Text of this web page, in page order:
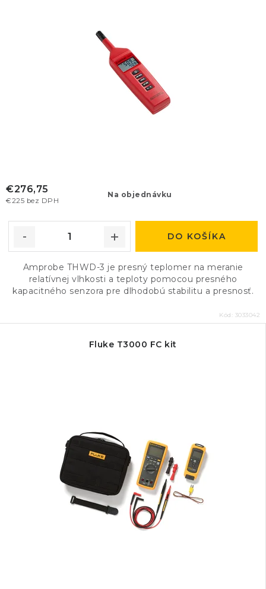
Na objednávku
€225 bez DPH
€276,75
DO KOŠÍKA
Amprobe THWD-3 je presný teplomer na meranie
relatívnej vlhkosti a teploty pomocou presného
kapacitného senzora pre dlhodobú stabilitu a presnosť.
Kód: 3033042
Fluke T3000 FC kit